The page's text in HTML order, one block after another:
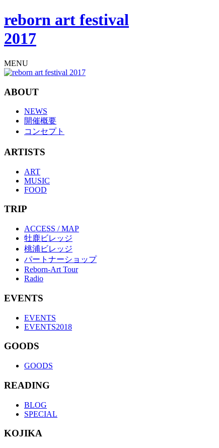
reborn art festival
2017
MENU
ABOUT
NEWS
開催概要
コンセプト
ARTISTS
ART
MUSIC
FOOD
TRIP
ACCESS / MAP
牡鹿ビレッジ
桃浦ビレッジ
パートナーショップ
Reborn-Art Tour
Radio
EVENTS
EVENTS
EVENTS2018
GOODS
GOODS
READING
BLOG
SPECIAL
KOJIKA